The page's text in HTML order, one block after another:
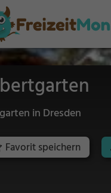
in Dresden
Favorit speichern